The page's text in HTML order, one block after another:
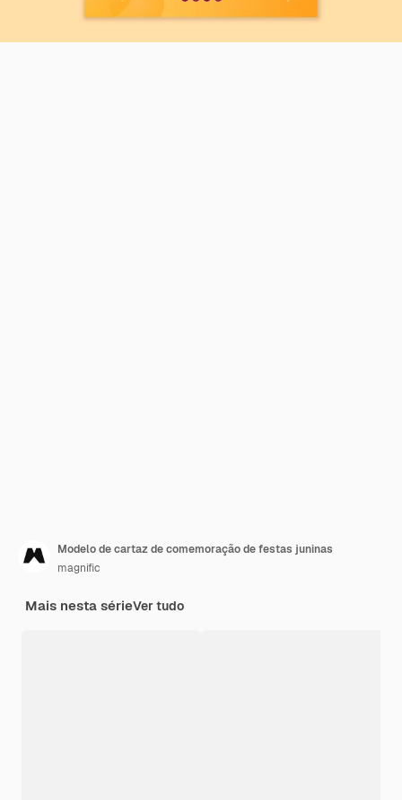
Modelo de cartaz de comemoração de festas juninas
magnific
Mais nesta sérieVer tudo